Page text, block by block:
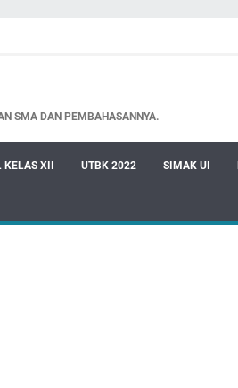
SMA DAN PEMBAHASANNYA.
KELAS XII UTBK 2022 SIMAK UI